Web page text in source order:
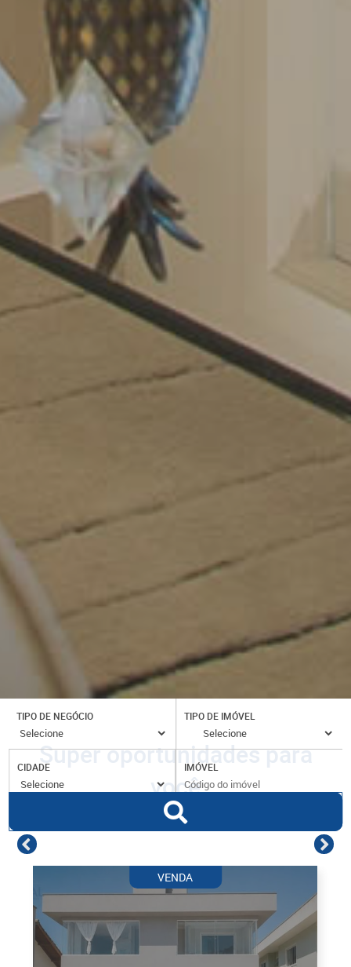
TIPO DE NEGÓCIO TIPO DE IMÓVEL
CIDADE IMÓVEL
Super oportunidades para
você
VENDA